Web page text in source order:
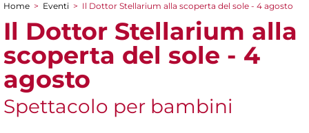
Tu sei qui
Home > Eventi > Il Dottor Stellarium alla scoperta del sole - 4 agosto
Il Dottor Stellarium alla
scoperta del sole - 4
agosto
Spettacolo per bambini